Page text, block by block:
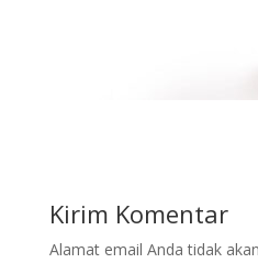
Kirim Komentar
Alamat email Anda tidak